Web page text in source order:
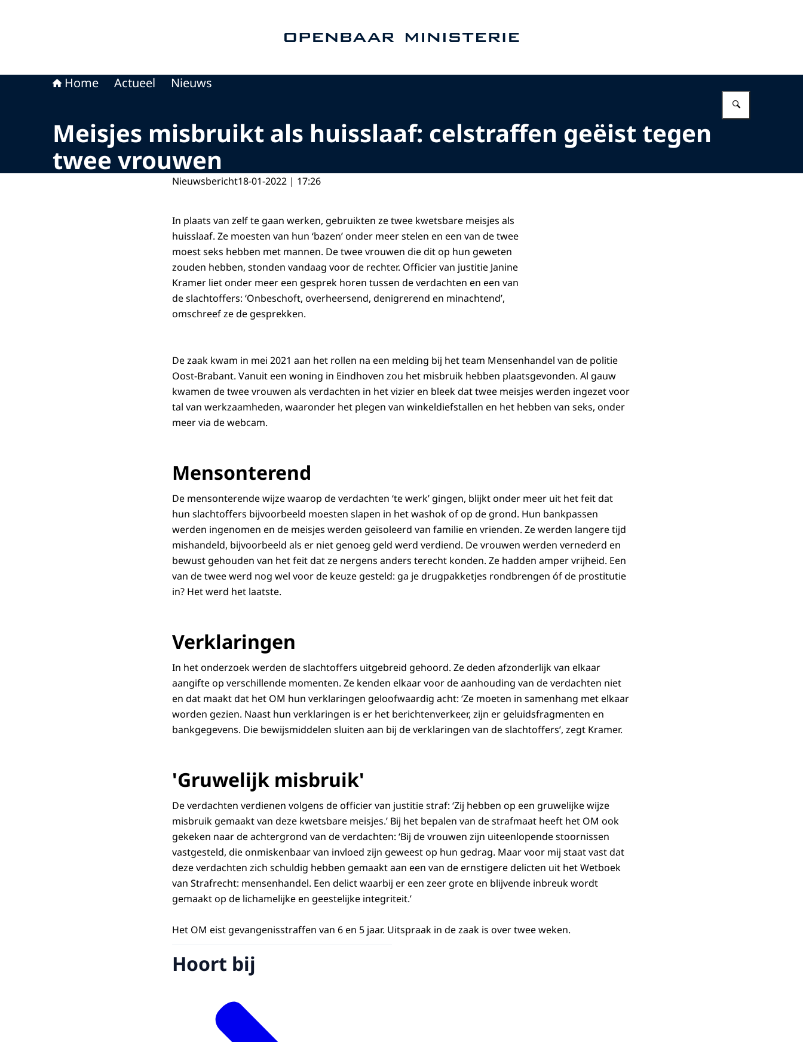
Home Actueel Nieuws
Meisjes misbruikt als huisslaaf: celstraffen geëist tegen
twee vrouwen
Nieuwsbericht18-01-2022 | 17:26
In plaats van zelf te gaan werken, gebruikten ze twee kwetsbare meisjes als
huisslaaf. Ze moesten van hun ‘bazen’ onder meer stelen en een van de twee
moest seks hebben met mannen. De twee vrouwen die dit op hun geweten
zouden hebben, stonden vandaag voor de rechter. Officier van justitie Janine
Kramer liet onder meer een gesprek horen tussen de verdachten en een van
de slachtoffers: ‘Onbeschoft, overheersend, denigrerend en minachtend’,
omschreef ze de gesprekken.
De zaak kwam in mei 2021 aan het rollen na een melding bij het team Mensenhandel van de politie
Oost-Brabant. Vanuit een woning in Eindhoven zou het misbruik hebben plaatsgevonden. Al gauw
kwamen de twee vrouwen als verdachten in het vizier en bleek dat twee meisjes werden ingezet voor
tal van werkzaamheden, waaronder het plegen van winkeldiefstallen en het hebben van seks, onder
meer via de webcam.
Mensonterend
De mensonterende wijze waarop de verdachten ‘te werk’ gingen, blijkt onder meer uit het feit dat
hun slachtoffers bijvoorbeeld moesten slapen in het washok of op de grond. Hun bankpassen
werden ingenomen en de meisjes werden geïsoleerd van familie en vrienden. Ze werden langere tijd
mishandeld, bijvoorbeeld als er niet genoeg geld werd verdiend. De vrouwen werden vernederd en
bewust gehouden van het feit dat ze nergens anders terecht konden. Ze hadden amper vrijheid. Een
van de twee werd nog wel voor de keuze gesteld: ga je drugpakketjes rondbrengen óf de prostitutie
in? Het werd het laatste.
Verklaringen
In het onderzoek werden de slachtoffers uitgebreid gehoord. Ze deden afzonderlijk van elkaar
aangifte op verschillende momenten. Ze kenden elkaar voor de aanhouding van de verdachten niet
en dat maakt dat het OM hun verklaringen geloofwaardig acht: ‘Ze moeten in samenhang met elkaar
worden gezien. Naast hun verklaringen is er het berichtenverkeer, zijn er geluidsfragmenten en
bankgegevens. Die bewijsmiddelen sluiten aan bij de verklaringen van de slachtoffers’, zegt Kramer.
'Gruwelijk misbruik'
De verdachten verdienen volgens de officier van justitie straf: ‘Zij hebben op een gruwelijke wijze
misbruik gemaakt van deze kwetsbare meisjes.’ Bij het bepalen van de strafmaat heeft het OM ook
gekeken naar de achtergrond van de verdachten: ‘Bij de vrouwen zijn uiteenlopende stoornissen
vastgesteld, die onmiskenbaar van invloed zijn geweest op hun gedrag. Maar voor mij staat vast dat
deze verdachten zich schuldig hebben gemaakt aan een van de ernstigere delicten uit het Wetboek
van Strafrecht: mensenhandel. Een delict waarbij er een zeer grote en blijvende inbreuk wordt
gemaakt op de lichamelijke en geestelijke integriteit.’
Het OM eist gevangenisstraffen van 6 en 5 jaar. Uitspraak in de zaak is over twee weken.
Hoort bij